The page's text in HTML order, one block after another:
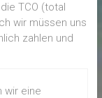
TCO (total
wir müssen uns
zahlen und
wir eine